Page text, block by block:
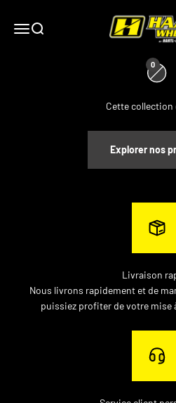
MenuRecherche
Roues Haan
0
Cette collection
Explorer nos
Livraison
Nous livrons rapidement et de
puissiez profiter de votre mise